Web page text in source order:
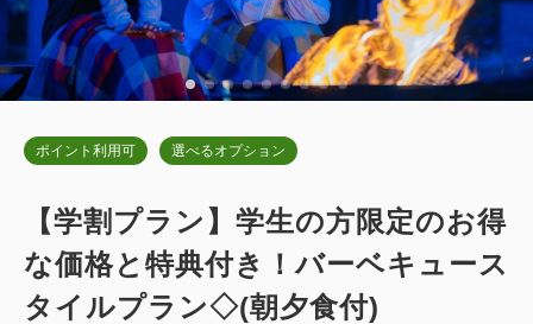
詳細 日付を選択
デラックスキャビン キングベッド
禁煙 54.00m 2 1~4名
キングサイズ×1 Wi-Fiあり（無料）
ポイント利用可 選べるオプション
【学割プラン】学生の方限定のお得
な価格と特典付き！バーベキュース
タイルプラン◇(朝夕食付)